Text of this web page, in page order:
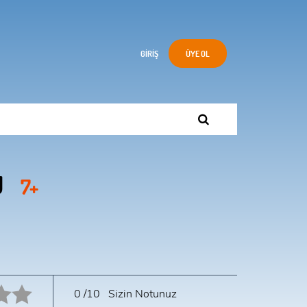
GIRIŞ ÜYE OL
7+
0/10 Sizin Notunuz